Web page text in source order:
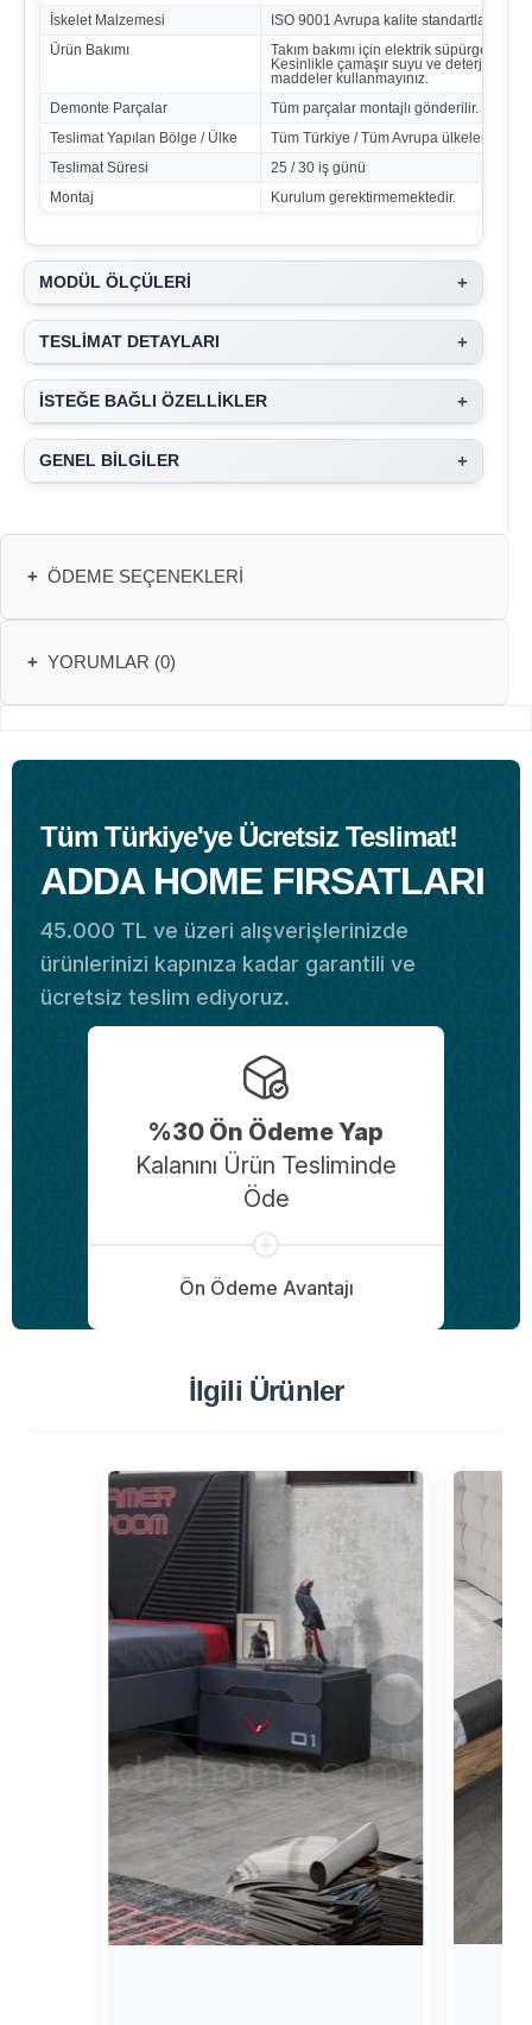
İskelet Malzemesi
ISO 9001 Avrupa kalite standartlarında
Ürün Bakımı
Takım bakımı için elektrik süpürgesi ile
Kesinlikle çamaşır suyu ve deterjan
maddeler kullanmayınız.
Demonte Parçalar
Tüm parçalar montajlı gönderilir.
Teslimat Yapılan Bölge / Ülke
Tüm Türkiye / Tüm Avrupa ülkeleri
Teslimat Süresi
25 / 30 iş günü
Montaj
Kurulum gerektirmemektedir.
MODÜL ÖLÇÜLERİ +
TESLİMAT DETAYLARI +
İSTEĞE BAĞLI ÖZELLİKLER +
GENEL BİLGİLER +
+ ÖDEME SEÇENEKLERI
+ YORUMLAR (0)
Tüm Türkiye'ye Ücretsiz Teslimat!
ADDA HOME FIRSATLARI
45.000 TL ve üzeri alışverişlerinizde
ürünlerinizi kapınıza kadar garantili ve
ücretsiz teslim ediyoruz.
%30 Ön Ödeme Yap
Kalanını Ürün Tesliminde
Öde
Ön Ödeme Avantajı
İlgili Ürünler